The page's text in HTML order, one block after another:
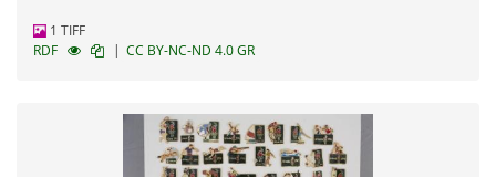
1 TIFF
RDF
| CC BY-NC-ND 4.0 GR